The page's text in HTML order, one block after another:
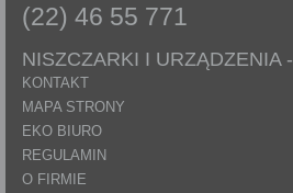
(22) 46 55 771
NISZCZARKI I URZĄDZENIA -
KONTAKT
MAPA STRONY
EKO BIURO
REGULAMIN
O FIRMIE